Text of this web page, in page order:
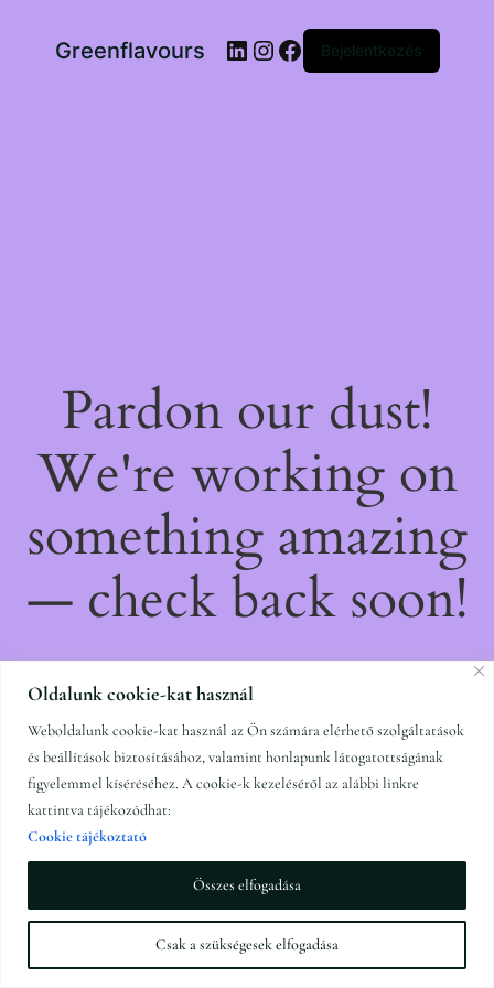
Oldalunk cookie-kat használ
Weboldalunk cookie-kat használ az Ön számára elérhető szolgáltatások
és beállítások biztosításához, valamint honlapunk látogatottságának
figyelemmel kíséréséhez. A cookie-k kezeléséről az alábbi linkre
kattintva tájékozódhat:
Cookie tájékoztató
Csak a szükségesek elfogadása
Összes elfogadása
Greenflavours LinkedIn
Instagram
Facebook
Bejelentkezés
Pardon our dust!
We're working on
something amazing
— check back soon!